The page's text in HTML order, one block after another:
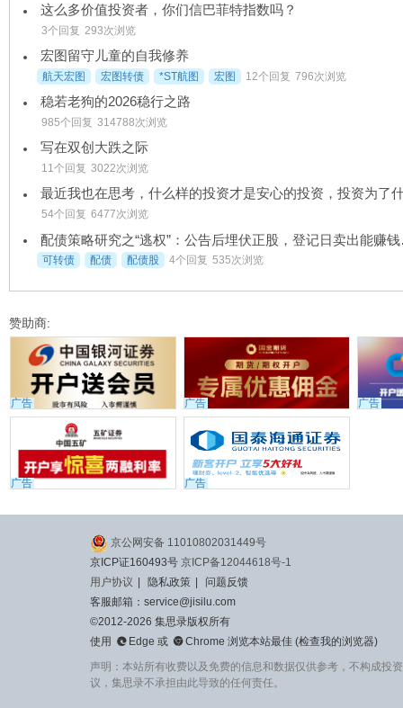
这么多价值投资者，你们信巴菲特指数吗？
3个回复 293次浏览
宏图留守儿童的自我修养
航天宏图 宏图转债 *ST航图 宏图 12个回复 796次浏览
稳若老狗的2026稳行之路
985个回复 314788次浏览
写在双创大跌之际
11个回复 3022次浏览
54个回复 6477次浏览
配债
可转债 配债 配债股 4个回复 535次浏览
赞助商:
广告 广告 广告
广告 广告
京公网安备 11010802031449号
京ICP证160493号 京ICP备12044618号-1
用户协议
隐私政策
问题反馈
客服邮箱：service@jisilu.com
©2012-2026 集思录版权所有
使用
 Edge 或 Chrome 浏览本站最佳 (检查我的浏览器)
声明：本站所有收费以及免费的信息和数据仅供参考，不构成投
议，集思录不承担由此导致的任何责任。